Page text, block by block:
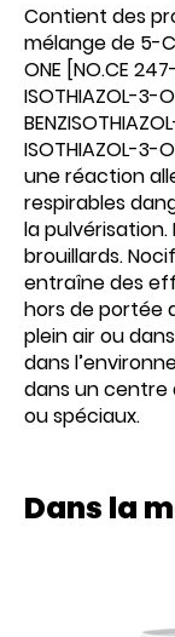
Contient des
mélange de 5-
ONE [NO.CE
ISOTHIAZOL-3-
ISOTHIAZOL-3-
une réaction
respirables
la pulvérisation.
brouillards.
entraîne des
hors de portée
plein air ou
dans
dans un centre
ou spéciaux.
Dans la